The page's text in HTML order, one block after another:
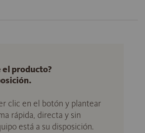
el producto?
clic en el botón y plantear
rápida, directa y sin
está a su disposición.